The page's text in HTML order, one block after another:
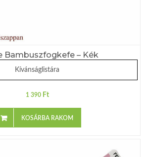
Bambuszfogkefe – Kék
Kívánságlistára
1 390 Ft
KOSÁRBA RAKOM